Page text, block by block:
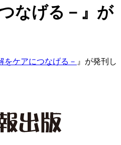
なげる－』が
をケアにつなげる－ 』が発刊し